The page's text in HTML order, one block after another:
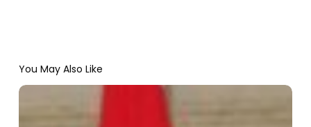
You May Also Like